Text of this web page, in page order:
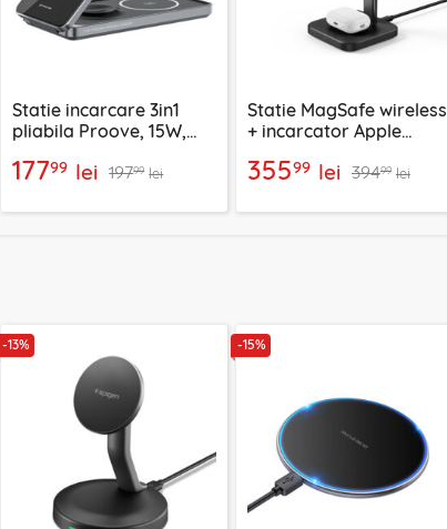
Statie incarcare 3in1
pliabila Proove, 15W,
17799 lei 19799 lei
Statie MagSafe wireless
+ incarcator Apple
negru
35599 lei 39499 lei
-13% -15%